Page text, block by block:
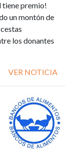
tiene premio!
un montón de
los donantes
VER NOTICIA